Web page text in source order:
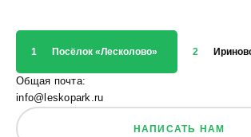
1 Посёлок «Лесколово» 2
Общая почта:
info@leskopark.ru
НАПИСАТЬ НАМ